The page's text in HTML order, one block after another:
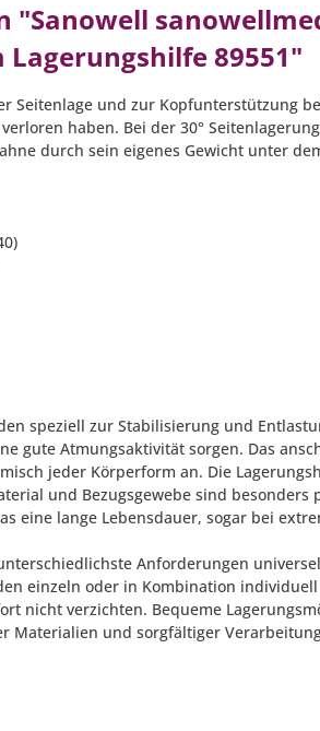
Lagerungshilfe 89551"
Seitenlage und zur Kopfunterstützung
haben. Bei der 30°
durch sein eigenes Gewicht unter
speziell zur Stabilisierung und
gute Atmungsaktivität sorgen. Das
jeder Körperform an. Die
und Bezugsgewebe sind
eine lange Lebensdauer, sogar bei
Anforderungen
einzeln oder in Kombination
nicht verzichten. Bequeme
Materialien und sorgfältiger